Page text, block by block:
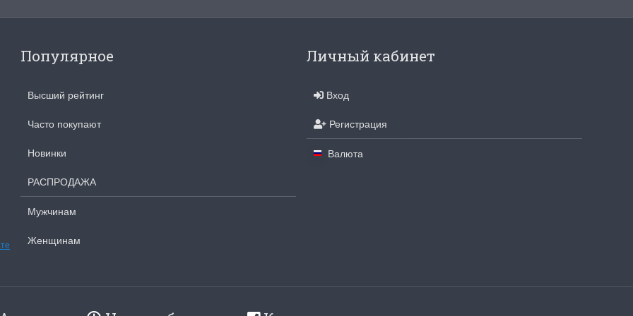
Популярное
Высший рейтинг
Часто покупают
Новинки
РАСПРОДАЖА
Мужчинам
Женщинам
Личный кабинет
Вход
Регистрация
Валюта